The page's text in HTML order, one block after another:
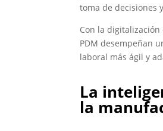
toma de decisiones
Con la
PDM desempeñan
laboral más ágil y
La
la